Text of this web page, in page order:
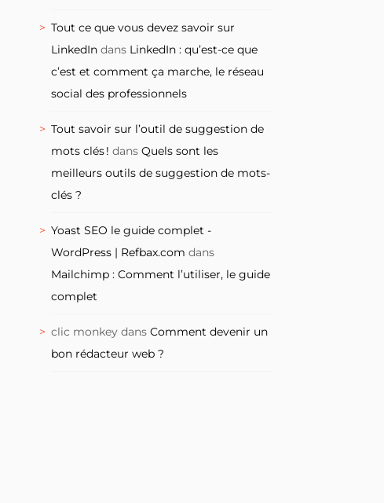
Tout ce que vous devez savoir sur
LinkedIn dans LinkedIn : qu’est-ce que
c’est et comment ça marche, le réseau
social des professionnels
Tout savoir sur l’outil de suggestion de
mots clés ! dansQuels sont les
meilleurs outils de suggestion de mots-
clés ?
Yoast SEO le guide complet -
WordPress | Refbax.com dans
Mailchimp : Comment l’utiliser, le guide
complet
clic monkey dansComment devenir un
bon rédacteur web ?